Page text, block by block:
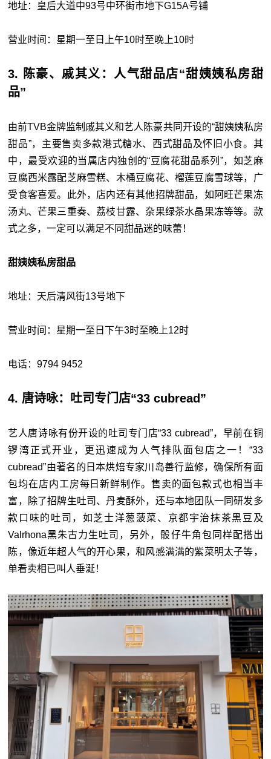
地址：皇后大道中93号中环街市地下G15A号铺
营业时间：星期一至日上午10时至晚上10时
3. 陈豪、戚其义：人气甜品店“甜姨姨私房甜
品”
由前TVB金牌监制戚其义和艺人陈豪共同开设的“甜姨姨私房
甜品”，主要售卖多款港式糖水、西式甜品及怀旧小食。其
中，最受欢迎的当属店内独创的“豆腐花甜品系列”，如芝麻
豆腐西米露配芝麻雪糕、木桶豆腐花、榴莲豆腐雪球等，广
受食客喜爱。此外，店内还有其他招牌甜品，如阿旺芒果冻
汤丸、芒果三重奏、荔枝甘露、杂果绿茶水晶果冻等等。款
式之多，一定可以满足不同甜品迷的味蕾！
甜姨姨私房甜品
地址：天后清风街13号地下
营业时间：星期一至日下午3时至晚上12时
电话：9794 9452
4. 唐诗咏：吐司专门店“33 cubread”
艺人唐诗咏有份开设的吐司专门店“33 cubread”，早前在铜
锣湾正式开业，更迅速成为人气排队面包店之一！“33
cubread”由著名的日本烘焙专家川岛善行监修，确保所有面
包均在店内工房每日新鲜制作。售卖的面包款式也相当丰
富，除了招牌生吐司、丹麦酥外，还与本地团队一同研发多
款口味的吐司，如芝士洋葱菠菜、京都宇治抹茶黑豆及
Valrhona黑朱古力生吐司，另外，骰仔牛角包同样配搭出
陈，像近年超人气的开心果，和风感满满的紫菜明太子等，
单看卖相已叫人垂涎！